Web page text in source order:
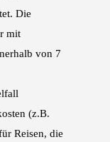
Die
mit
von 7
(z.B.
Reisen, die